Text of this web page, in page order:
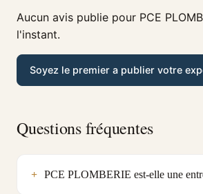
Aucun avis publie pour PCE
l'instant.
Soyez le premier a publier votre
Questions fréquentes
PCE PLOMBERIE est-elle une